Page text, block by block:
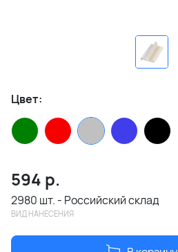
Цвет:
594 р.
2980 шт. - Российский склад
ВИД НАНЕСЕНИЯ